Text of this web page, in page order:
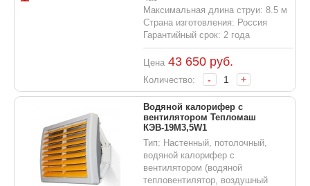
Максимальная длина струи: 8.5 м
Страна изготовления: Россия
Гарантийный срок: 2 года
Цена 43 650руб.
Количество: - +
Водяной калорифер с
вентилятором Тепломаш
КЭВ-19M3,5W1
Тип: Настенный, потолочный,
водяной калорифер с
вентилятором (водяной
тепловентилятор, воздушный